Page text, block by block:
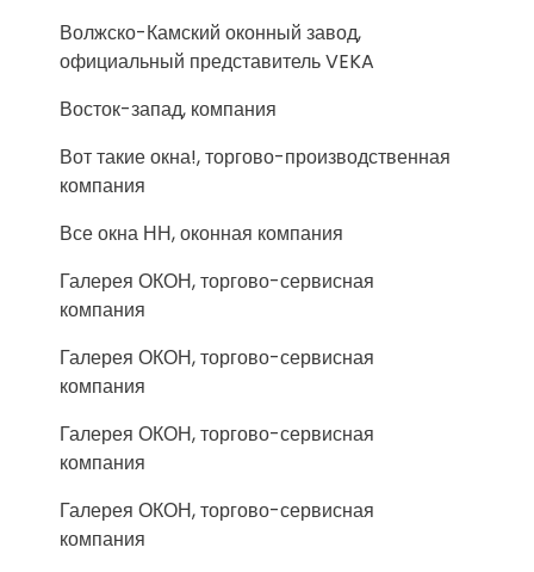
Волжско-Камский оконный завод,
официальный представитель VEKA
Восток-запад, компания
Вот такие окна!, торгово-производственная
компания
Все окна НН, оконная компания
Галерея ОКОН, торгово-сервисная
компания
Галерея ОКОН, торгово-сервисная
компания
Галерея ОКОН, торгово-сервисная
компания
Галерея ОКОН, торгово-сервисная
компания